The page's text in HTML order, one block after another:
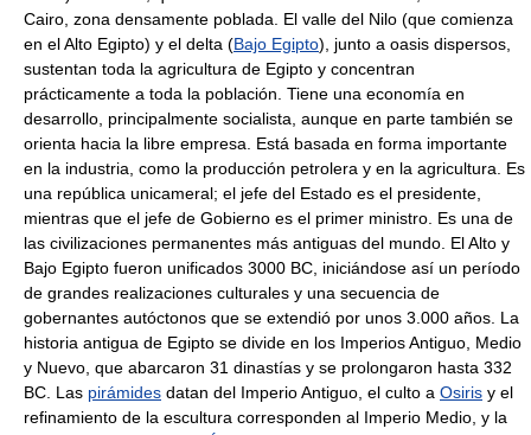
Cairo, zona densamente poblada. El valle del Nilo (que comienza
en el Alto Egipto) y el delta (Bajo Egipto), junto a oasis dispersos,
sustentan toda la agricultura de Egipto y concentran
prácticamente a toda la población. Tiene una economía en
desarrollo, principalmente socialista, aunque en parte también se
orienta hacia la libre empresa. Está basada en forma importante
en la industria, como la producción petrolera y en la agricultura. Es
una república unicameral; el jefe del Estado es el presidente,
mientras que el jefe de Gobierno es el primer ministro. Es una de
las civilizaciones permanentes más antiguas del mundo. El Alto y
Bajo Egipto fueron unificados 3000 BC, iniciándose así un período
de grandes realizaciones culturales y una secuencia de
gobernantes autóctonos que se extendió por unos 3.000 años. La
historia antigua de Egipto se divide en los Imperios Antiguo, Medio
y Nuevo, que abarcaron 31 dinastías y se prolongaron hasta 332
BC. Las pirámides datan del Imperio Antiguo, el culto a Osiris y el
refinamiento de la escultura corresponden al Imperio Medio, y la